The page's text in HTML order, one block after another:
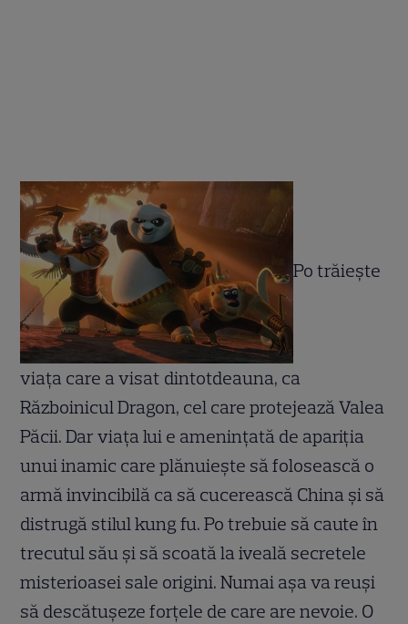
Po trăiește
viața care a visat dintotdeauna, ca
Războinicul Dragon, cel care protejează Valea
Păcii. Dar viața lui e amenințată de apariția
unui inamic care plănuiește să folosească o
armă invincibilă ca să cucerească China și să
distrugă stilul kung fu. Po trebuie să caute în
trecutul său și să scoată la iveală secretele
misterioasei sale origini. Numai așa va reuși
să descătușeze forțele de care are nevoie. O